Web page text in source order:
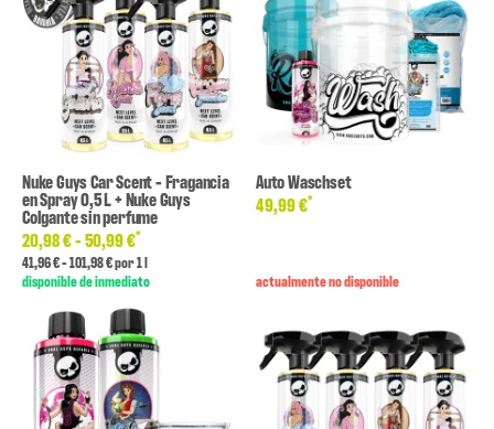
Nuke Guys Car Scent - Fragancia
en Spray 0,5 L + Nuke Guys
Colgante sin perfume
20,98 € -50,99 €*
41,96 € - 101,98 € por 1 l
disponible de inmediato
Auto Waschset
49,99 €*
actualmente no disponible